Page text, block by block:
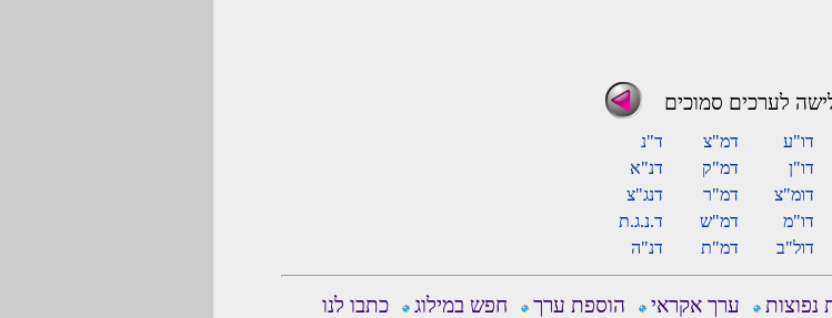
לערכים סמוכים
דו"ע דמ"צ
ד"נ
דו"ן דמ"ק
דנ"א
דומ"צ דמ"ר
דנג"צ
דו"מ דמ"ש
ד.נ.ג.ת
דול"ב דמ"ת דנ"ה
נפוצות ערך אקראי הוספת ערך חפש במילוג כתבו לנו